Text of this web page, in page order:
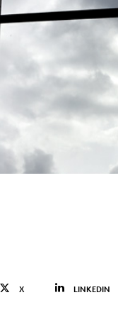
X LINKEDIN